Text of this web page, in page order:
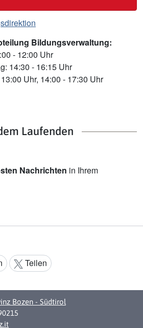
Bildungsverwaltung:
- 12:00 Uhr
14:30 - 16:15 Uhr
Uhr, 14:00 - 17:30 Uhr
Laufenden
Nachrichten in Ihrem
Teilen
Bozen - Südtirol